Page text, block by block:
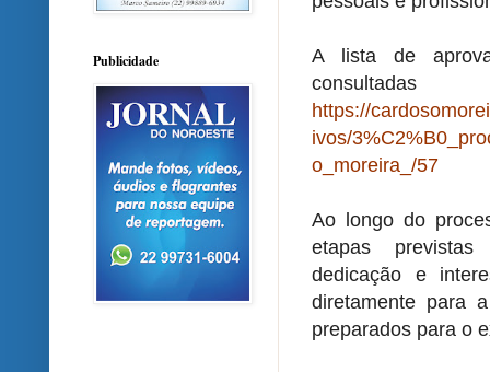
A lista de
https://
ivos/
o_moreira_/57
Ao longo do
etapas previstas
dedicação e
diretamente para
preparados para o
Publicidade